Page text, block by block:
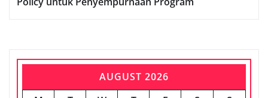
AUGUST 2026